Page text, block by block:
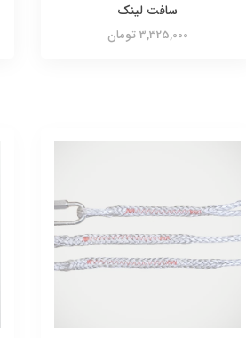
سافت لینک
3,325,000 تومان